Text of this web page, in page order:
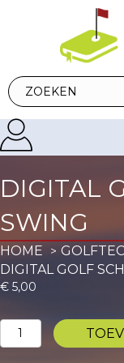
DIGITAL
SWING
HOME
DIGITAL GOLF
€ 5,00
Digital
Golf